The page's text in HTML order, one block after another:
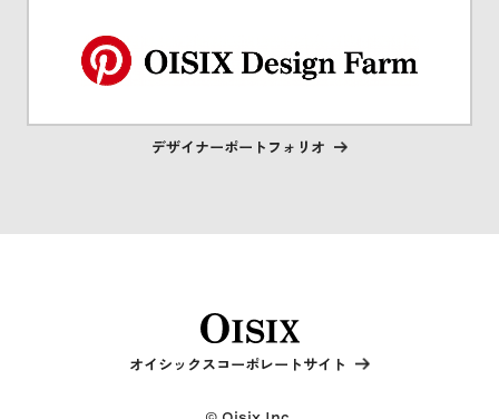
デザイナーポートフォリオ
オイシックスコーポレートサイト